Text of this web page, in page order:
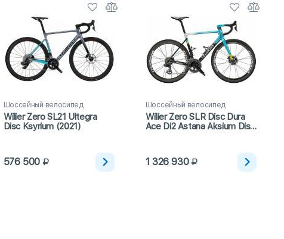
Шоссейный велосипед
Wilier Zero SL21 Ultegra
Disc Ksyrium (2021)
576 500
Шоссейный велосипед
Wilier Zero SLR Disc Dura
Ace Di2 Astana Aksium Disc
1 326 930